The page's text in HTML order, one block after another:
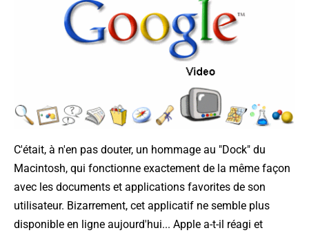
C'était, à n'en pas douter, un hommage au "Dock" du
Macintosh, qui fonctionne exactement de la même façon
avec les documents et applications favorites de son
utilisateur. Bizarrement, cet applicatif ne semble plus
disponible en ligne aujourd'hui... Apple a-t-il réagi et